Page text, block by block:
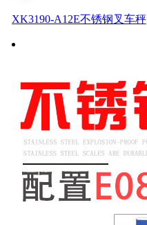
XK3190-A12E不锈钢叉车秤